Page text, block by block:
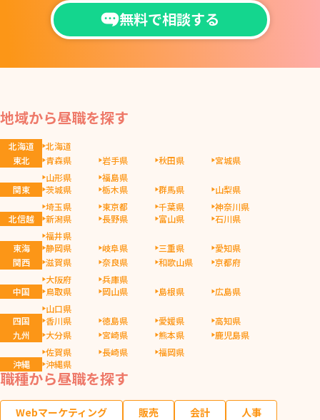
無料で相談する
地域から昼職を探す
北海道
北海道
東北
青森県 岩手県 秋田県
宮城県
山形県
福島県
関東
茨城県 栃木県 群馬県
山梨県
埼玉県
東京都 千葉県
神奈川県
北信越
新潟県 長野県 富山県
石川県
福井県
東海
静岡県 岐阜県 三重県
愛知県
関西
滋賀県 奈良県 和歌山県
京都府
大阪府
兵庫県
中国
鳥取県 岡山県 島根県
広島県
山口県
四国
香川県 徳島県 愛媛県
高知県
九州
大分県 宮崎県 熊本県
鹿児島県
佐賀県
長崎県
福岡県
沖縄
沖縄県
職種から昼職を探す
Webマーケティング 販売 会計
人事